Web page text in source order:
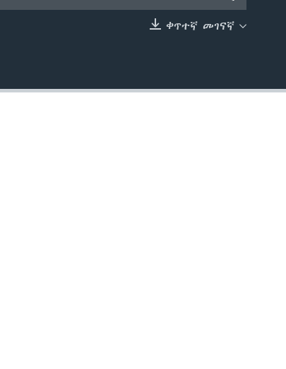
ቀጥተኛ መገናኛ